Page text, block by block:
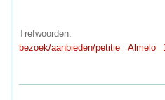
Trefwoorden:
bezoek/aanbieden/petitie
Almelo